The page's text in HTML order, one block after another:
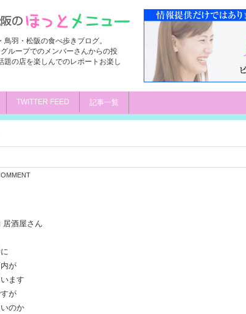
羽・松阪の食べ歩きブログ。
ループでのメンバーさんからの投
題の店を楽しんでのレポートお楽し
TWITTER FEED 記事一覧
居酒屋さん
が
ます
が
のか